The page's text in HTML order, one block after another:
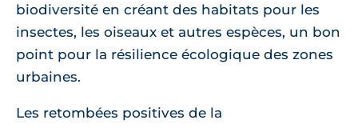
biodiversité en créant des habitats pour les
insectes, les oiseaux et autres espèces, un bon
point pour la résilience écologique des zones
urbaines.
Les retombées positives de la